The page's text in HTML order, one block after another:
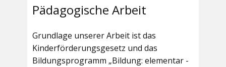
Pädagogische Arbeit
Grundlage unserer Arbeit ist das
Kinderförderungsgesetz und das
Bildungsprogramm „Bildung: elementar -